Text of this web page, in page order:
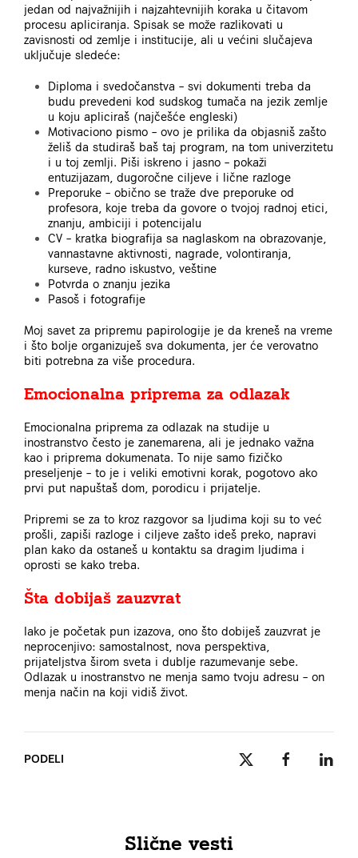
jedan od najvažnijih i najzahtevnijih koraka u čitavom
procesu apliciranja. Spisak se može razlikovati u
zavisnosti od zemlje i institucije, ali u većini slučajeva
uključuje sledeće:
Diploma i svedočanstva – svi dokumenti treba da
budu prevedeni kod sudskog tumača na jezik zemlje
u koju apliciraš (najčešće engleski)
Motivaciono pismo – ovo je prilika da objasniš zašto
želiš da studiraš baš taj program, na tom univerzitetu
i u toj zemlji. Piši iskreno i jasno – pokaži
entuzijazam, dugoročne ciljeve i lične razloge
Preporuke – obično se traže dve preporuke od
profesora, koje treba da govore o tvojoj radnoj etici,
znanju, ambiciji i potencijalu
CV – kratka biografija sa naglaskom na obrazovanje,
vannastavne aktivnosti, nagrade, volontiranja,
kurseve, radno iskustvo, veštine
Potvrda o znanju jezika
Pasoš i fotografije
Moj savet za pripremu papirologije je da kreneš na vreme
i što bolje organizuješ sva dokumenta, jer će verovatno
biti potrebna za više procedura.
Emocionalna priprema za odlazak
Emocionalna priprema za odlazak na studije u
inostranstvo često je zanemarena, ali je jednako važna
kao i priprema dokumenata. To nije samo fizičko
preseljenje – to je i veliki emotivni korak, pogotovo ako
prvi put napuštaš dom, porodicu i prijatelje.
Pripremi se za to kroz razgovor sa ljudima koji su to već
prošli, zapiši razloge i ciljeve zašto ideš preko, napravi
plan kako da ostaneš u kontaktu sa dragim ljudima i
oprosti se kako treba.
Šta dobijaš zauzvrat
Iako je početak pun izazova, ono što dobiješ zauzvrat je
neprocenjivo: samostalnost, nova perspektiva,
prijateljstva širom sveta i dublje razumevanje sebe.
Odlazak u inostranstvo ne menja samo tvoju adresu – on
menja način na koji vidiš život.
PODELI
Slične vesti